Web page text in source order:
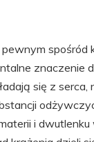
pewnym
znaczenie
się z
i dwutlenku